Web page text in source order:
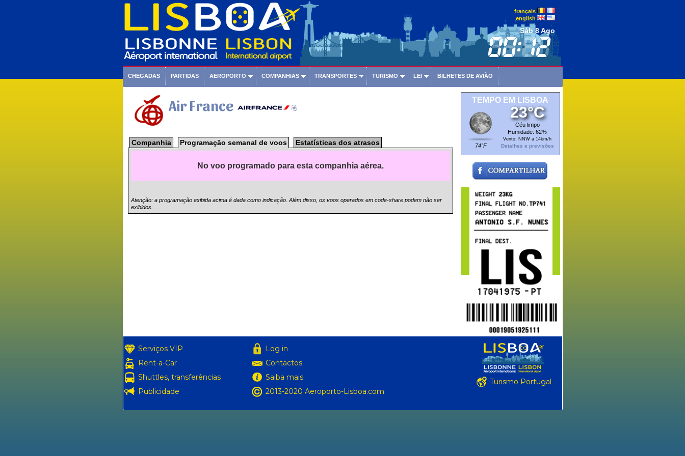
français
english
Sáb 8 Ago
CHEGADAS PARTIDAS AEROPORTO COMPANHIAS TRANSPORTES TURISMO LEI BILHETES DE AVIÃO
Air France
Companhia Programação semanal de voos Estatísticas dos atrasos
No voo programado para esta companhia aérea.
Atenção: a programação exibida acima é dada como indicação. Além disso, os voos operados em code-share podem não ser
exibidos.
TEMPO EM LISBOA
74°F
23°C
Céu limpo
Humidade: 62%
Vento: NNW a 14km/h
Detalhes e previsões
Serviços VIP
Rent-a-Car
Shuttles, transferências
Publicidade
Log in
Contactos
Saiba mais
2013-2020 Aeroporto-Lisboa.com.
Turismo Portugal